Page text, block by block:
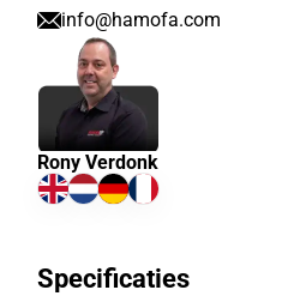
info@hamofa.com
Rony Verdonk
Specificaties